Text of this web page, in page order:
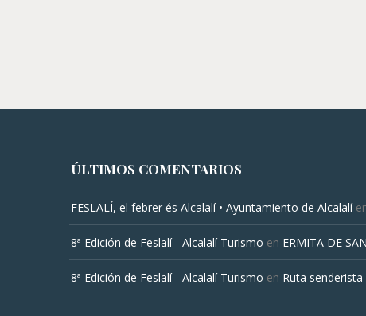
ÚLTIMOS COMENTARIOS
FESLALÍ, el febrer és Alcalalí • Ayuntamiento de Alcalalí
8ª Edición de Feslalí - Alcalalí Turismo en ERMITA DE
8ª Edición de Feslalí - Alcalalí Turismo en Ruta